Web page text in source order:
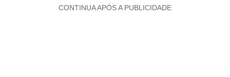
CONTINUA APÓS A PUBLICIDADE